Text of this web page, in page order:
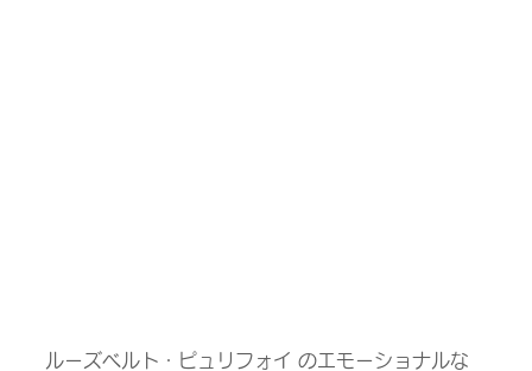
ルーズベルト・ピュリフォイ のエモーショナルな